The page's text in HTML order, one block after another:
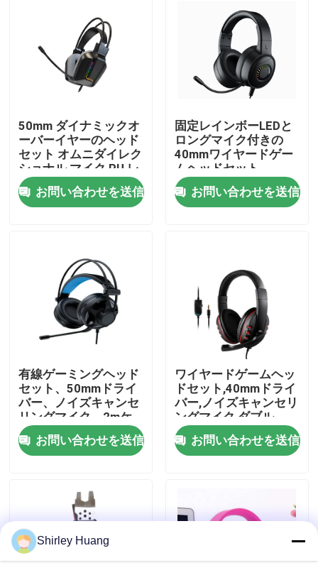
家へ
製品
工場 ツアー
品質管理
連絡 ください
ニュース
引金 を 求め て ください
50mm ダイナミックオ
ーバーイヤーのヘッド
セット オムニダイレク
ショナル マイク,PU レ
ザー イヤクッション
お問い合わせを送信
固定レインボーLEDと
ロングマイク付きの
40mmワイヤードゲー
ムヘッドセット
お問い合わせを送信
有線ゲーミングヘッド
セット、50mmドライ
バー、ノイズキャンセ
リングマイク、2mケ
ーブル
お問い合わせを送信
ワイヤードゲームヘッ
ドセット,40mmドライ
バー,ノイズキャンセリ
ングマイク,ダブル
3.5mm+USB,2Mケーブ
ル お問い合わせを送信
Shirley Huang